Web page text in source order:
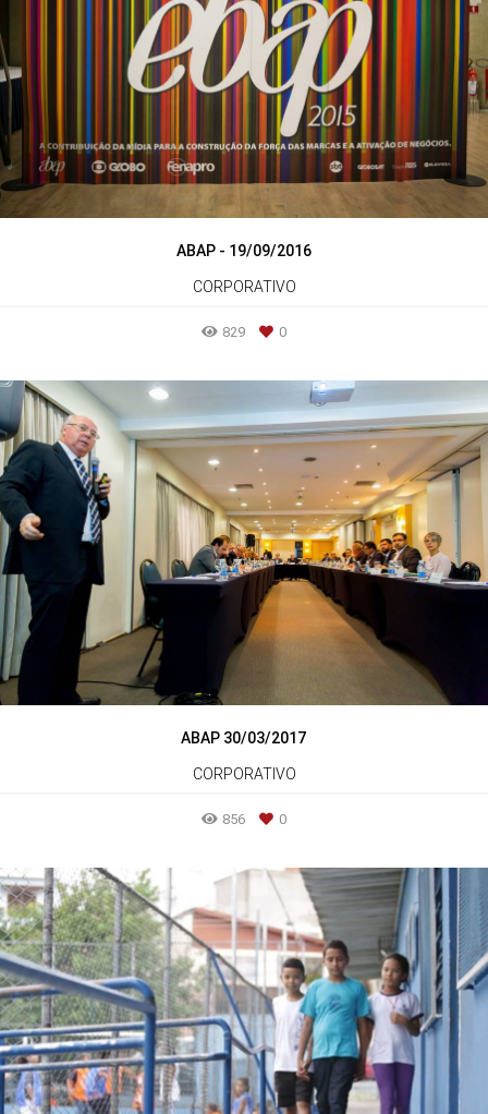
ABAP - 19/09/2016
CORPORATIVO
829 0
ABAP 30/03/2017
CORPORATIVO
856 0